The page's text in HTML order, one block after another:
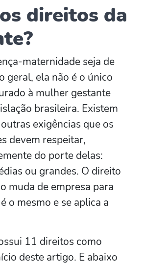
direitos da
maternidade seja de
geral, ela não é o único
à mulher gestante
brasileira. Existem
exigências que os
devem respeitar,
do porte delas:
ou grandes. O direito
muda de empresa para
o mesmo e se aplica a
11 direitos como
deste artigo. E abaixo